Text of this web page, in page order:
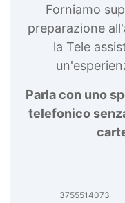
Forniamo
preparazione
la Tele
Parla con uno
telefonico
3755514073